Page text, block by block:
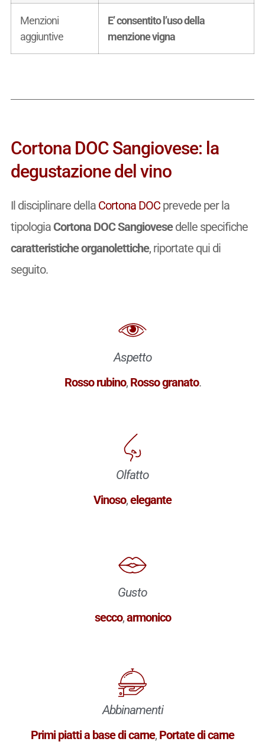
Menzioni
aggiuntive
E’ consentito l’uso della
menzione vigna
Cortona DOC Sangiovese: la
degustazione del vino
Il disciplinare della Cortona DOCprevede per la
tipologia Cortona DOC Sangiovesedelle specifiche
caratteristiche organolettiche, riportate qui di
seguito.
Aspetto
Rosso rubino, Rosso granato.
Olfatto
Vinoso,elegante
Gusto
secco,armonico
Abbinamenti
Primi piatti a base di carne, Portate di carne